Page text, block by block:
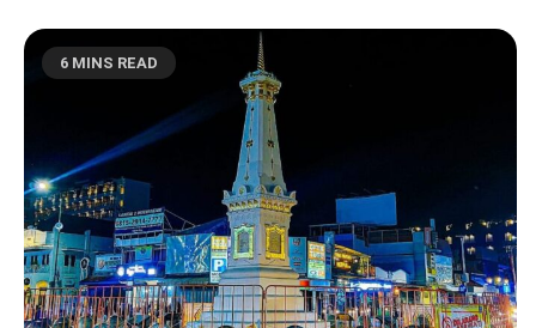
6 MINS READ